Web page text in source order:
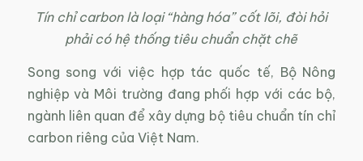
Tín chỉ carbon là loại “hàng hóa” cốt lõi, đòi hỏi
phải có hệ thống tiêu chuẩn chặt chẽ
Song song với việc hợp tác quốc tế, Bộ Nông
nghiệp và Môi trường đang phối hợp với các bộ,
ngành liên quan để xây dựng bộ tiêu chuẩn tín chỉ
carbon riêng của Việt Nam.